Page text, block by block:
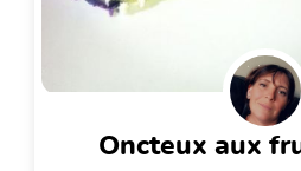
oncteux aux